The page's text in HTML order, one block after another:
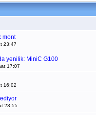
mont
23:47
yenilik: MiniC G100
17:07
16:02
23:55